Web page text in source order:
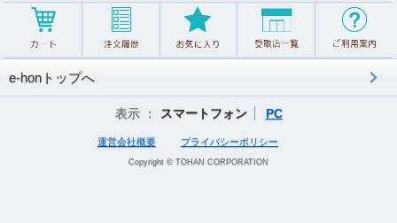
e-honトップへ
表示 ： スマートフォン PC
運営会社概要 プライバシーポリシー
Copyright © TOHAN CORPORATION